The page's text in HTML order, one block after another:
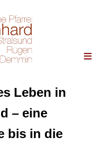
Leben in
– eine
bis in die